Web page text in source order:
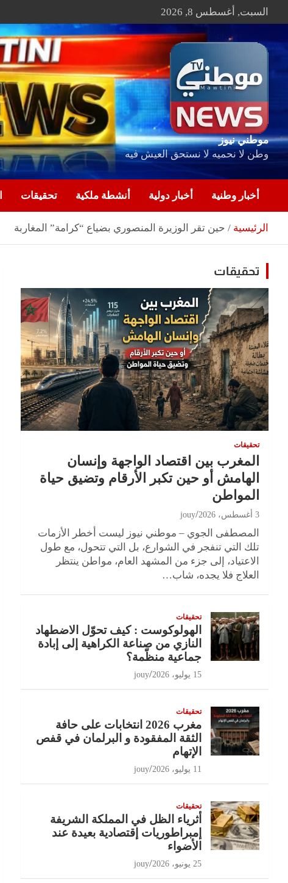
السبت, أغسطس 8, 2026
موطني نيوز
وطن لا نحميه لا نستحق العيش فيه
أخبار وطنية أخبار دولية أنشطة ملكية تحقيقات
الرئيسية حين تقر الوزيرة المنصوري بضياع “كرامة” المغاربة
تحقيقات
تحقيقات
المغرب بين اقتصاد الواجهة وإنسان
الهامش أو حين تكبر الأرقام وتضيق حياة
المواطن
3 أغسطس، 2026 jouy
المصطفى الجوي – موطني نيوز ليست أخطر الأزمات
تلك التي تنفجر في الشوارع، بل التي تتحول، مع طول
الاعتياد، إلى جزء من المشهد العام، مواطن ينتظر
العلاج فلا يجده، شاب…
تحقيقات
الهولوكوست : كيف تحوّل الاضطهاد
النازي من صناعة الكراهية إلى إبادة
جماعية منظّمة؟
15 يوليو، 2026 jouy
تحقيقات
مغرب 2026 انتخابات على حافة
الثقة المفقودة و البرلمان في قفص
الإتهام
11 يوليو، 2026 jouy
تحقيقات
أثرياء الظل في المملكة الشريفة
إمبراطوريات إقتصادية بعيدة عند
الأضواء
25 يونيو، 2026 jouy